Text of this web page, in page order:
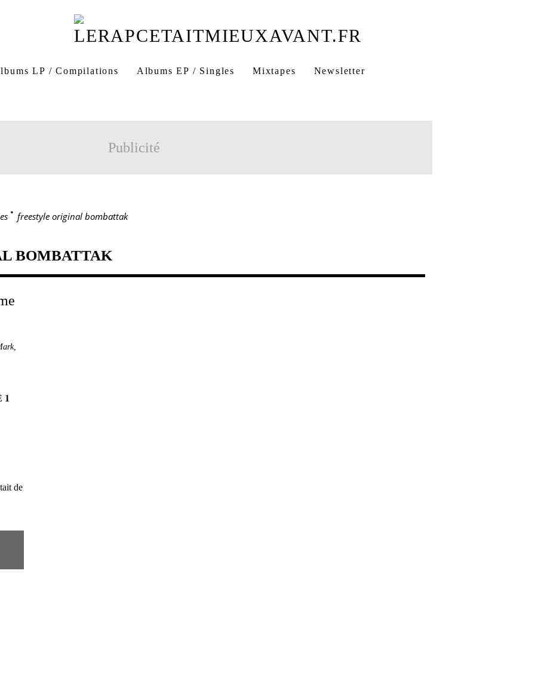
LP / Compilations Albums EP / Singles Mixtapes Newsletter
Publicité
> freestyle original bombattak
BOMBATTAK
,
1
de